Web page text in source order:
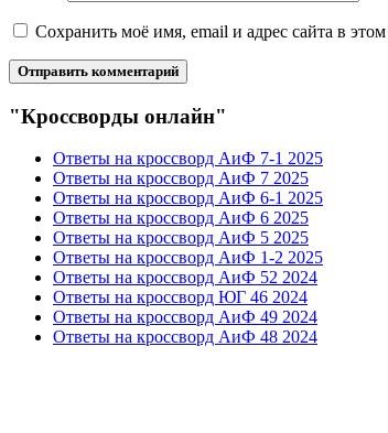
Сохранить моё имя, email и адрес сайта в
"Кроссворды онлайн"
Ответы на кроссворд АиФ 7-1 2025
Ответы на кроссворд АиФ 7 2025
Ответы на кроссворд АиФ 6-1 2025
Ответы на кроссворд АиФ 6 2025
Ответы на кроссворд АиФ 5 2025
Ответы на кроссворд АиФ 1-2 2025
Ответы на кроссворд АиФ 52 2024
Ответы на кроссворд ЮГ 46 2024
Ответы на кроссворд АиФ 49 2024
Ответы на кроссворд АиФ 48 2024